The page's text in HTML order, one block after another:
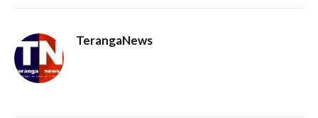
TerangaNews